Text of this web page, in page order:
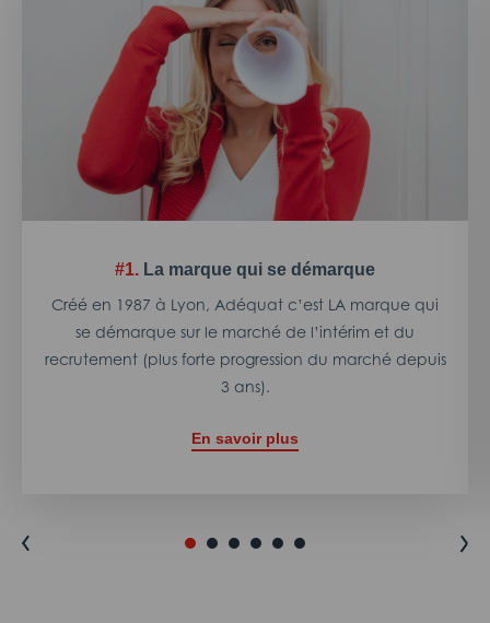
#1. La marque qui se démarque
Créé en 1987 à Lyon, Adéquat c’est LA marque qui
se démarque sur le marché de l’intérim et du
recrutement (plus forte progression du marché depuis
3 ans).
En savoir plus